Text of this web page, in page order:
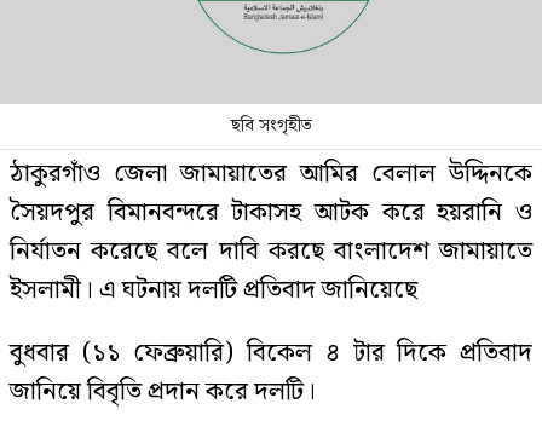
ছবি সংগৃহীত
ঠাকুরগাঁও জেলা জামায়াতের আমির বেলাল উদ্দিনকে
সৈয়দপুর বিমানবন্দরে টাকাসহ আটক করে হয়রানি ও
নির্যাতন করেছে বলে দাবি করছে বাংলাদেশ জামায়াতে
ইসলামী। এ ঘটনায় দলটি প্রতিবাদ জানিয়েছে
বুধবার (১১ ফেব্রুয়ারি) বিকেল ৪ টার দিকে প্রতিবাদ
জানিয়ে বিবৃতি প্রদান করে দলটি।